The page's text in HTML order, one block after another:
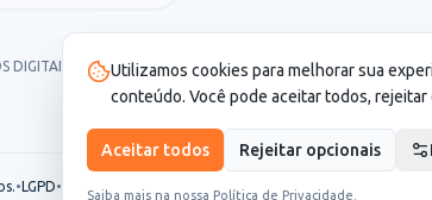
DIGITAIS LTDA, CNPJ 30.987.115/0001-82. CS Saúde é um
•LGPD• Termo de Seguro
Utilizamos cookies para melhorar sua
conteúdo. Você pode aceitar todos,
Aceitar todos Rejeitar opcionais
Saiba mais na nossa Política de Privacidade